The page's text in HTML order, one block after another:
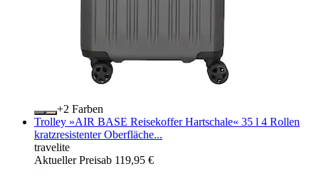
+
Farben
Trolley »AIR BASE Reisekoffer Hartschale« 35 l 4 Rollen
kratzresistenter Oberfläche...
travelite
Aktueller Preisab 119,95 €